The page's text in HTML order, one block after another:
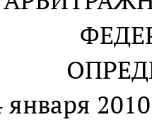
января